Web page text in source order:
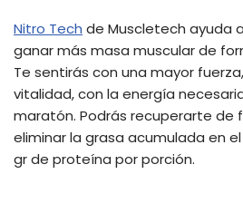
Nitro Tech de Muscletech ayuda
ganar más masa muscular de
Te sentirás con una mayor
vitalidad, con la energía
maratón. Podrás recuperarte de
eliminar la grasa acumulada en
gr de proteína por porción.